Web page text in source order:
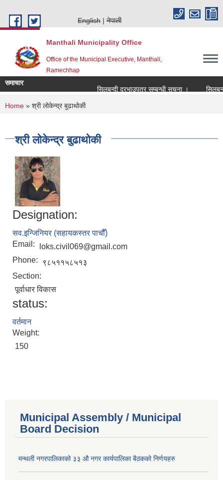
English
नेपाली
Manthali Municipality Office
Office of the Municipal Executive, Manthali,
Ramechhap
समाचार
सिलबन्दी दरभाउपत्र सम्बन्धी सूचना ।
सिलबन्दी
You are here
Home » श्री लोकेन्द्र बुढाथोकी
श्री लोकेन्द्र बुढाथोकी
Designation:
सव.इन्जिनियर (सहायकस्तर पाचौँ)
Email:
loks.civil069@gmail.com
Phone:
९८५११५८५१३
Section:
पूर्वाधार विकास
status:
वर्तमान
Weight:
150
Municipal Assembly / Municipal
Board Decision
मन्थली नगरपालिकाको ३३ औ नगर कार्यपालिका बैठकको निर्णयहरु